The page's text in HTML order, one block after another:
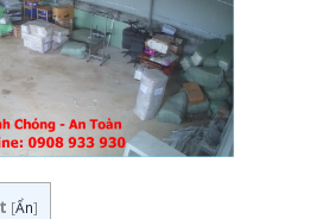
[Ẩn]